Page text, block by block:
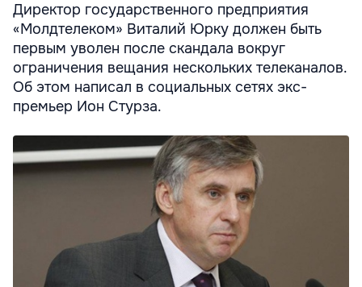
Директор государственного предприятия
«Молдтелеком» Виталий Юрку должен быть
первым уволен после скандала вокруг
ограничения вещания нескольких телеканалов.
Об этом написал в социальных сетях экс-
премьер Ион Стурза.